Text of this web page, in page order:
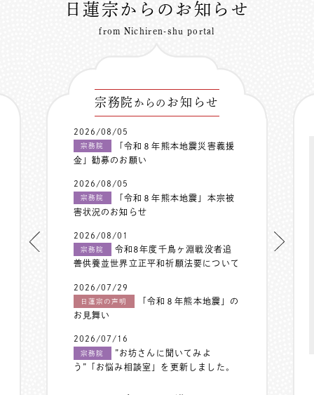
日蓮宗からのお知らせ
from Nichiren-shu portal
宗務院 からの お知らせ
2026/08/05
宗務院
「令和８年熊本地震災害義援
金」勧募のお願い
2026/08/05
宗務院
「令和８年熊本地震」本宗被
害状況のお知らせ
2026/08/01
宗務院
令和8年度千鳥ヶ淵戦没者追
善供養並世界立正平和祈願法要について
2026/07/29
日蓮宗の声明
「令和８年熊本地震」の
お見舞い
2026/07/16
宗務院
”お坊さんに聞いてみよ
う”「お悩み相談室」を更新しました。